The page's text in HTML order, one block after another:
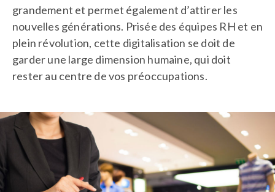
grandement et permet également d’attirer les
nouvelles générations. Prisée des équipes RH et en
plein révolution, cette digitalisation se doit de
garder une large dimension humaine, qui doit
rester au centre de vos préoccupations.